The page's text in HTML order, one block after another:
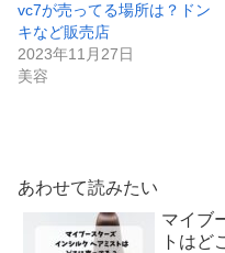
vc7が売ってる場所は？ドン
キなど販売店
2023年11月27日
美容
あわせて読みたい
マイブ
トはど